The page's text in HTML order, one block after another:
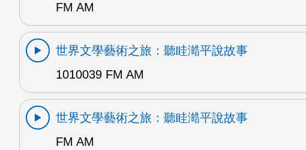
FM AM
世界文學藝術之旅：聽眭澔平說故事
1010039 FM AM
世界文學藝術之旅：聽眭澔平說故事
FM AM